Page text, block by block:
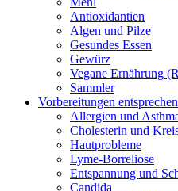
Antioxidantien
Algen und Pilze
Gesundes Essen
Gewürz
Vegane Ernährung
Sammler
Vorbereitungen
Allergien und
Cholesterin und
Hautprobleme
Lyme-Borreliose
Entspannung und
Candida